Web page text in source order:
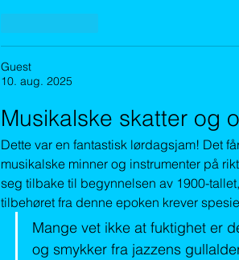
Guest
10. aug. 2025
Musikalske skatter og
Dette var en fantastisk lørdagsjam! Det
musikalske minner og instrumenter på
seg tilbake til begynnelsen av 1900-
tilbehøret fra denne epoken krever
Mange vet ikke at fuktighet er
og smykker fra jazzens